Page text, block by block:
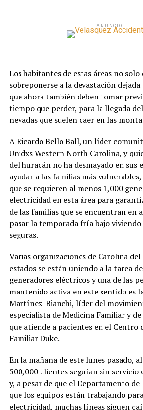
ANUNCIO
Los habitantes de estas áreas no solo
sobreponerse a la devastación
que ahora también deben tomar
tiempo que perder, para la llegada
nevadas que suelen caer en las
A Ricardo Bello Ball, un líder
Unidxs Western North Carolina, y
del huracán no ha desmayado en sus
ayudar a las familias más
que se requieren al menos 1,000
electricidad en esta área para
de las familias que se encuentran en
pasar la temporada fría bajo
seguras.
Varias organizaciones de Carolina
estados se están uniendo a la tarea
generadores eléctricos y una de las
mantenido activa en este sentido es
Martínez-Bianchi, líder del
especialista de Medicina Familiar y
que atiende a pacientes en el Centro
Familiar Duke.
En la mañana de este lunes pasado,
500,000 clientes seguían sin servicio
y, a pesar de que el Departamento de
que los equipos están trabajando
electricidad, muchas líneas siguen